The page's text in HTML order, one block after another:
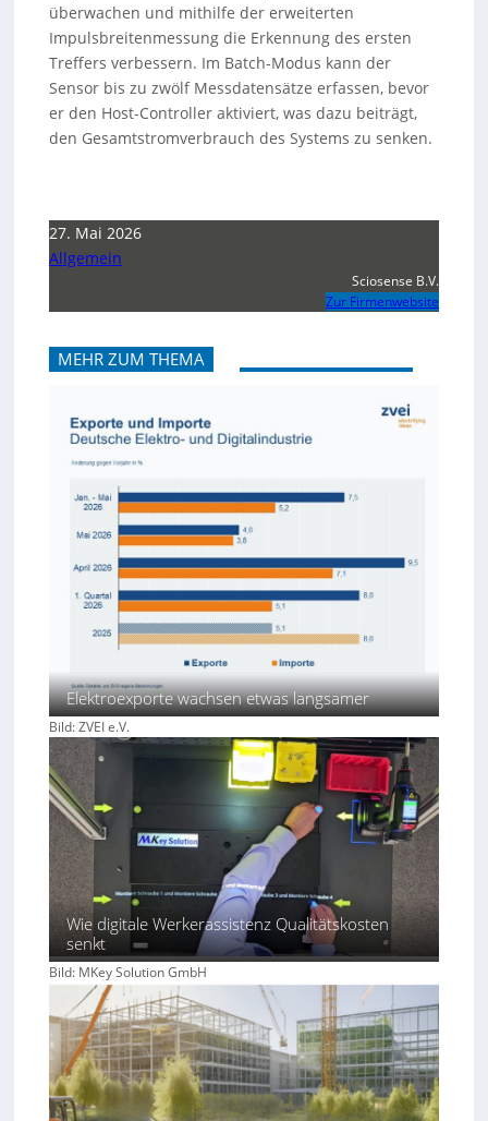
überwachen und mithilfe der erweiterten
Impulsbreitenmessung die Erkennung des ersten
Treffers verbessern. Im Batch-Modus kann der
Sensor bis zu zwölf Messdatensätze erfassen, bevor
er den Host-Controller aktiviert, was dazu beiträgt,
den Gesamtstromverbrauch des Systems zu senken.
27. Mai 2026
Allgemein
Sciosense B.V.
Zur Firmenwebsite
MEHR ZUM THEMA
Elektroexporte wachsen etwas langsamer
Bild: ZVEI e.V.
Wie digitale Werkerassistenz Qualitätskosten
senkt
Bild: MKey Solution GmbH